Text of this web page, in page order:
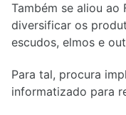
Também se aliou ao
diversificar os
escudos, elmos e
Para tal, procura
informatizado para